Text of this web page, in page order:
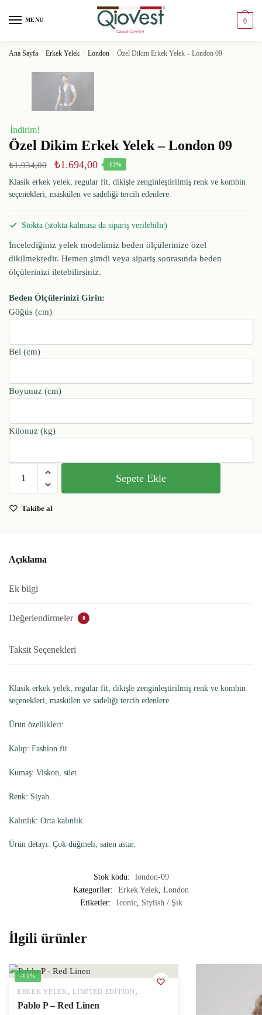
MENU 0
Ana Sayfa / Erkek Yelek / London / Özel Dikim Erkek Yelek – London 09
İndirim!
Özel Dikim Erkek Yelek – London 09
₺1.934,00 ₺1.694,00 -12%
Klasik erkek yelek, regular fit, dikişle zenginleştirilmiş renk ve kombin
seçenekleri, maskülen ve sadeliği tercih edenlere.
Stokta (stokta kalmasa da sipariş verilebilir)
İncelediğiniz yelek modelimiz beden ölçülerinize özel
dikilmektedir. Hemen şimdi veya sipariş sonrasında beden
ölçülerinizi iletebilirsiniz.
Beden Ölçülerinizi Girin:
Göğüs (cm)
Bel (cm)
Boyunuz (cm)
Kilonuz (kg)
Sepete Ekle
Takibe al
Açıklama
Ek bilgi
Değerlendirmeler 0
Taksit Seçenekleri
Klasik erkek yelek, regular fit, dikişle zenginleştirilmiş renk ve kombin
seçenekleri, maskülen ve sadeliği tercih edenlere.
Ürün özellikleri:
Kalıp: Fashion fit.
Kumaş: Viskon, süet.
Renk: Siyah.
Kalınlık: Orta kalınlık.
Ürün detayı: Çok düğmeli, saten astar.
Stok kodu:
london-09
Kategoriler:
Erkek Yelek, London
Etiketler:
Iconic, Stylish / Şık
İlgili ürünler
-11%
ERKEK YELEK , LIMITED EDITION ,
Pablo P – Red Linen